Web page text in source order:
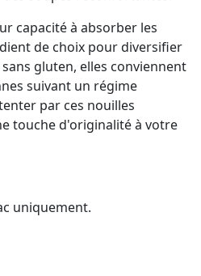
capacité à absorber les
de choix pour diversifier
gluten, elles conviennent
suivant un régime
par ces nouilles
touche d'originalité à votre
uniquement.